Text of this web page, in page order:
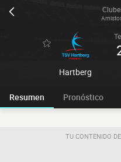
Hartberg
Resumen Pronóstico
TU CONTENIDO